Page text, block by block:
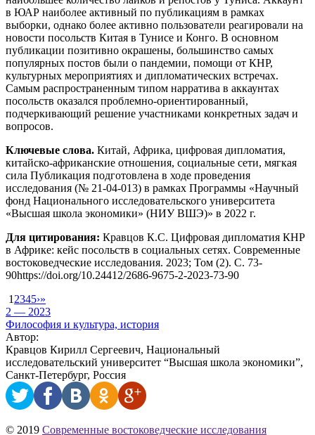
в ЮАР наиболее активный по публикациям в рамках
выборки, однако более активно пользователи реагировали на
новости посольств Китая в Тунисе и Конго. В основном
публикации позитивно окрашены, большинство самых
популярных постов были о пандемии, помощи от КНР,
культурных мероприятиях и дипломатических встречах.
Самым распространенным типом нарратива в аккаунтах
посольств оказался проблемно-ориентированный,
подчеркивающий решение участниками конкретных задач и
вопросов.
Ключевые слова. Китай, Африка, цифровая дипломатия,
китайско-африканские отношения, социальные сети, мягкая
сила Публикация подготовлена в ходе проведения
исследования (№ 21-04-013) в рамках Программы «Научный
фонд Национального исследовательского университета
«Высшая школа экономики» (НИУ ВШЭ)» в 2022 г.
Для цитирования: Кравцов К.С. Цифровая дипломатия КНР
в Африке: кейс посольств в социальных сетях. Современные
востоковедческие исследования. 2023; Том (2). С. 73-
90https://doi.org/10.24412/2686-9675-2-2023-73-90
1 2345›»
2 — 2023
Философия и культура, история
Автор:
Кравцов Кирилл Сергеевич, Национальный
исследовательский университет “Высшая школа экономики”,
Санкт-Петербург, Россия
© 2019 Современные востоковедческие исследования